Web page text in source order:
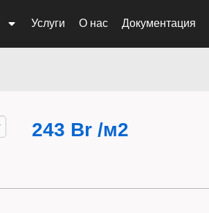
Услуги О нас Документация
243 Br/м2